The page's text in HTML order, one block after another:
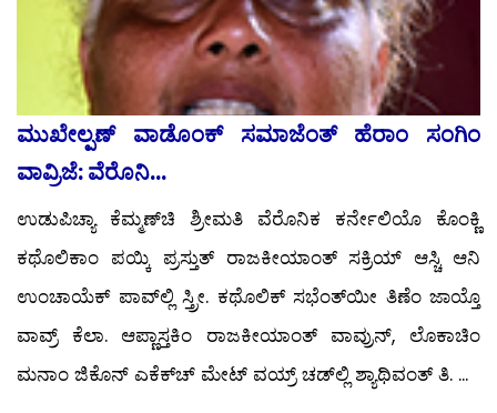
ಮುಖೇಲ್ಪಣ್ ವಾಡೊಂಕ್ ಸಮಾಜೆಂತ್ ಹೆರಾಂ ಸಂಗಿಂ
ವಾವ್ರಿಜೆ: ವೆರೊನಿ...
ಉಡುಪಿಚ್ಯಾ ಕೆಮ್ಮಣ್‍ಚಿ ಶ್ರೀಮತಿ ವೆರೊನಿಕ ಕರ್ನೇಲಿಯೊ ಕೊಂಕ್ಣಿ
ಕಥೊಲಿಕಾಂ ಪಯ್ಕಿ ಪ್ರಸ್ತುತ್ ರಾಜಕೀಯಾಂತ್ ಸಕ್ರಿಯ್ ಆಸ್ಚಿ ಆನಿ
ಉಂಚಾಯೆಕ್ ಪಾವ್‍ಲ್ಲಿ ಸ್ತ್ರೀ. ಕಥೊಲಿಕ್ ಸಭೆಂತ್‍ಯೀ ತಿಣೆಂ ಜಾಯ್ತೊ
ವಾವ್ರ್ ಕೆಲಾ. ಆಪ್ಣಾಸ್ತಕಿಂ ರಾಜಕೀಯಾಂತ್ ವಾವ್ರುನ್, ಲೊಕಾಚಿಂ
ಮನಾಂ ಜಿಕೊನ್ ಎಕೆಕ್‍ಚ್ ಮೇಟ್ ವಯ್ರ್ ಚಡ್‍ಲ್ಲಿ ಶ್ಯಾಥಿವಂತ್ ತಿ. ...